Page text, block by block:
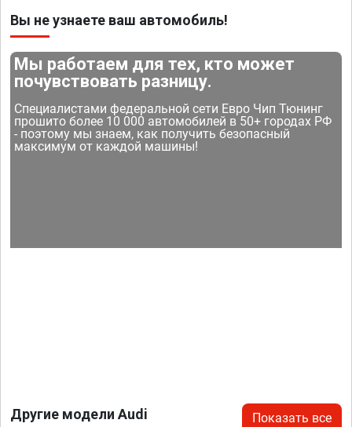
Вы не узнаете ваш автомобиль!
Мы работаем для тех, кто может
почувствовать разницу.
Специалистами федеральной сети Евро Чип Тюнинг
прошито более 10 000 автомобилей в 50+ городах РФ
- поэтому мы знаем, как получить безопасный
максимум от каждой машины!
Другие модели Audi Показать все